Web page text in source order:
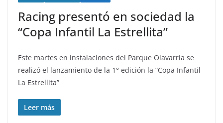
Racing presentó en sociedad la
“Copa Infantil La Estrellita”
Este martes en instalaciones del Parque Olavarría se
realizó el lanzamiento de la 1° edición la “Copa Infantil
La Estrellita”
Leer más